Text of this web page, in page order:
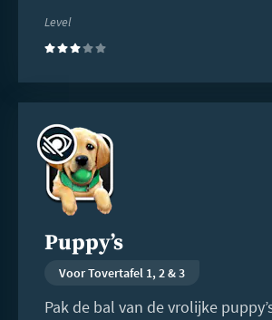
Level
(3)
Puppy’s
Voor Tovertafel 1, 2 & 3
Pak de bal van de vrolijke
meer